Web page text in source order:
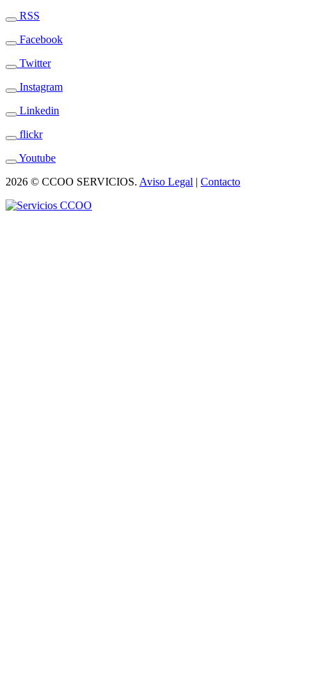
RSS
Facebook
Twitter
Instagram
Linkedin
flickr
Youtube
2026 © CCOO SERVICIOS. Aviso Legal | Contacto